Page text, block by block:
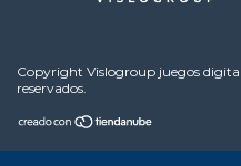
Copyright Vislogroup juegos
reservados.